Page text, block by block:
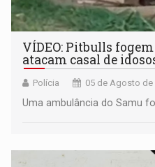
VÍDEO: Pitbulls
atacam casal de
Polícia 05 de Agosto de
Uma ambulância do Samu